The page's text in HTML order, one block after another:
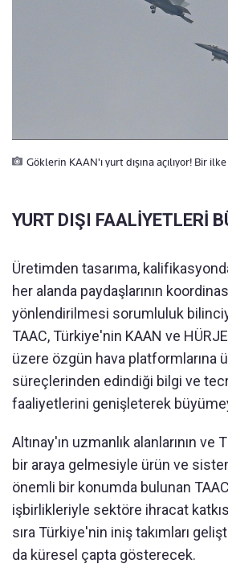
Göklerin KAAN'ı yurt dışına açılıyor! Bir
YURT DIŞI FAALİYETLERİ
Üretimden tasarıma,
her alanda paydaşlarının
yönlendirilmesi sorumluluk
TAAC, Türkiye'nin KAAN ve
üzere özgün hava platformlarına
süreçlerinden edindiği bilgi ve
faaliyetlerini genişleterek
Altınay'ın uzmanlık alanlarının ve
bir araya gelmesiyle ürün ve
önemli bir konumda bulunan
işbirlikleriyle sektöre ihracat
sıra Türkiye'nin iniş takımları
da küresel çapta gösterecek.